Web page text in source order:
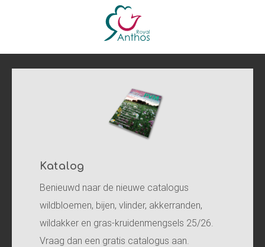
Katalog
Benieuwd naar de nieuwe catalogus
wildbloemen, bijen, vlinder, akkerranden,
wildakker en gras-kruidenmengsels 25/26.
Vraag dan een gratis catalogus aan.